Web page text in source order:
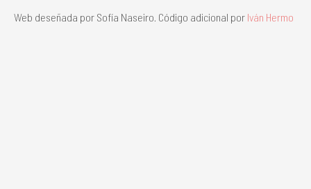
Web deseñada por Sofía Naseiro. Código adicional por Iván Hermo